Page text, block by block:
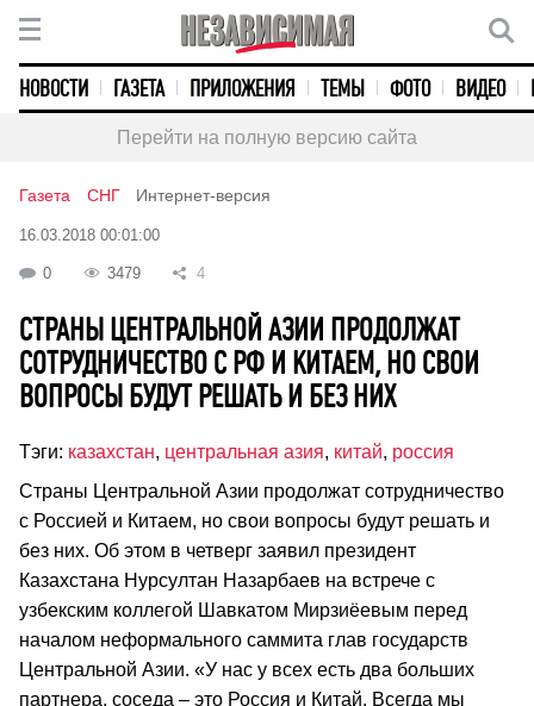
НОВОСТИ ГАЗЕТА ПРИЛОЖЕНИЯ ТЕМЫ ФОТО ВИДЕО
Перейти на полную версию сайта
Газета СНГ Интернет-версия
16.03.2018 00:01:00
0 3479 4
СТРАНЫ ЦЕНТРАЛЬНОЙ АЗИИ ПРОДОЛЖАТ
СОТРУДНИЧЕСТВО С РФ И КИТАЕМ, НО СВОИ
ВОПРОСЫ БУДУТ РЕШАТЬ И БЕЗ НИХ
Тэги: казахстан, центральная азия, китай, россия
Страны Центральной Азии продолжат сотрудничество
с Россией и Китаем, но свои вопросы будут решать и
без них. Об этом в четверг заявил президент
Казахстана Нурсултан Назарбаев на встрече с
узбекским коллегой Шавкатом Мирзиёевым перед
началом неформального саммита глав государств
Центральной Азии. «У нас у всех есть два больших
партнера, соседа – это Россия и Китай. Всегда мы